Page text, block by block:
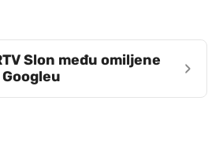
Slon među omiljene
›